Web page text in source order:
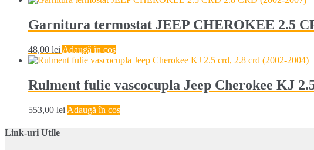
Garnitura termostat JEEP CHEROKEE 2.5
48,00 lei Adaugă în coș
Rulment fulie vascocupla Jeep Cherokee KJ
553,00 lei Adaugă în coș
Link-uri Utile